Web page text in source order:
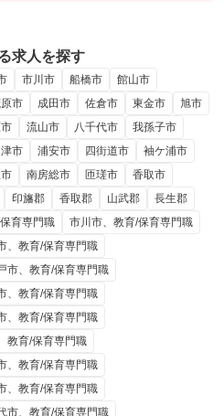
求人を探す
市川市 船橋市
館山市
市 成田市 佐倉市 東金市
旭市
流山市 八千代市
我孫子市
市 浦安市 四街道市
袖ケ浦市
南房総市 匝瑳市
香取市
印旛郡 香取郡 山武郡
長生郡
育専門職
市川市、教育/保育専門職
、教育/保育専門職
市、教育/保育専門職
、教育/保育専門職
、教育/保育専門職
教育/保育専門職
、教育/保育専門職
、教育/保育専門職
市、教育/保育専門職